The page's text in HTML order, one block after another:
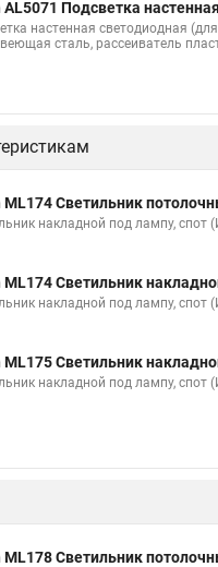
AL5071 Подсветка
настенная светодиодная
сталь, рассеиватель
ML174 Светильник
накладной под лампу, спот
ML174 Светильник
накладной под лампу, спот
ML175 Светильник
накладной под лампу, спот
ML178 Светильник